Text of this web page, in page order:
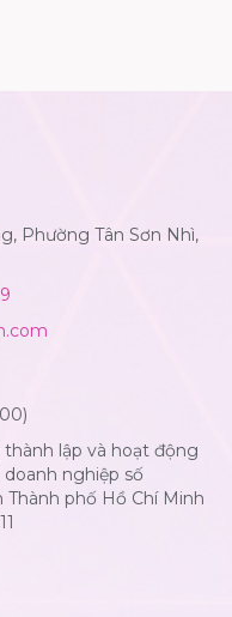
Phường Tân Sơn Nhì,
lập và hoạt động
nghiệp số
Thành phố Hồ Chí Minh